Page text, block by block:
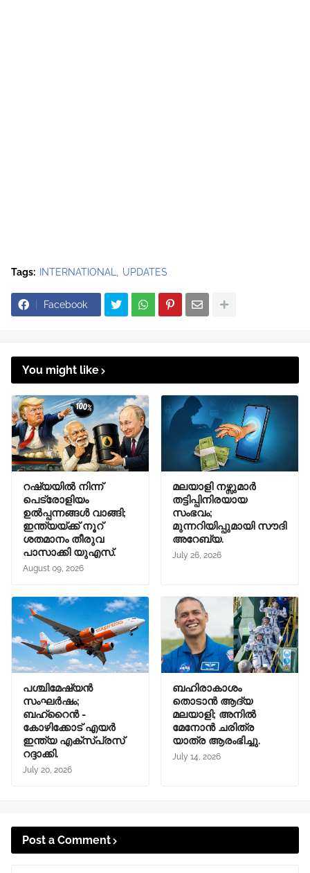
Tags: INTERNATIONAL UPDATES
Facebook
You might like
റഷ്യയിൽ നിന്ന്
പെട്രോളിയം
ഉൽപ്പന്നങ്ങൾ വാങ്ങി;
ഇന്ത്യയ്ക്ക് നൂറ്
ശതമാനം തീരുവ
പാസാക്കി യുഎസ്.
August 09, 2026
മലയാളി നഴ്സുമാർ
തട്ടിപ്പിനിരയായ
സംഭവം;
മുന്നറിയിപ്പുമായി സൗദി
അറേബ്യ.
July 26, 2026
പശ്ചിമേഷ്യൻ
സംഘർഷം;
ബഹ്റൈൻ -
കോഴിക്കോട് എ‍യർ
ഇന്ത്യ എക്സ്പ്രസ്
റദ്ദാക്കി.
July 20, 2026
ബഹിരാകാശം
തൊടാൻ ആദ്യ
മലയാളി; അനിൽ
മേനോൻ ചരിത്ര
യാത്ര ആരംഭിച്ചു.
July 14, 2026
Post a Comment